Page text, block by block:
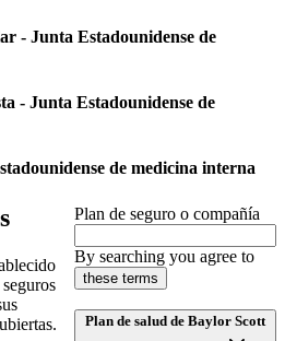
- Junta Estadounidense de
- Junta Estadounidense de
de medicina interna
Plan de seguro o compañía
By searching you agree to
these terms
Plan de salud de Baylor Scott